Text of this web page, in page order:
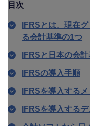
目次
IFRSとは、現在
る会計基準の1つ
IFRSと日本の会
IFRSの導入手順
IFRSを導入するメ
IFRSを導入する